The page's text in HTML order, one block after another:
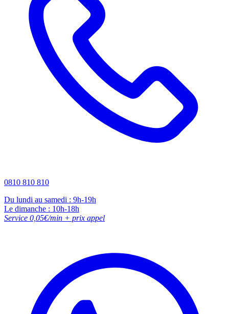
0810 810 810
Du lundi au samedi : 9h-19h
Le dimanche : 10h-18h
Service 0,05€/min + prix appel